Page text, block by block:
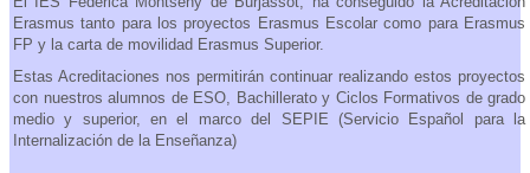
Erasmus tanto para los proyectos Erasmus Escolar como para Erasmus
FP y la carta de movilidad Erasmus Superior.
Estas Acreditaciones nos permitirán continuar realizando estos proyectos
con nuestros alumnos de ESO, Bachillerato y Ciclos Formativos de grado
medio y superior, en el marco del SEPIE (Servicio Español para la
Internalización de la Enseñanza)